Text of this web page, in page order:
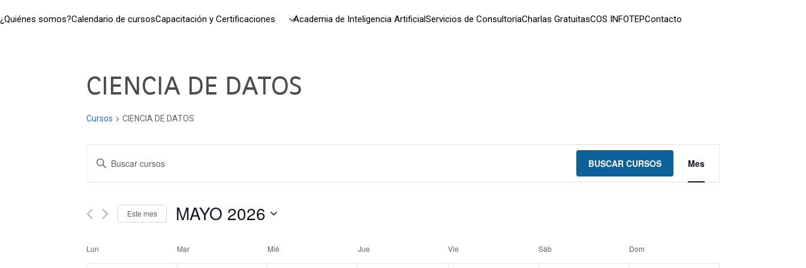
¿Quiénes somos?Calendario de cursosCapacitación y Certificaciones Academia de Inteligencia ArtificialServicios de ConsultoríaCharlas GratuitasCOS INFOTEPContacto
CIENCIA DE DATOS
Cursos CIENCIA DE DATOS
Navegación
de
búsqueda
y
Introduce
Busca
para
la
BUSCAR CURSOS Mes
Este mes MAYO 2026
fecha.
Calendario
Lun Mar Mié Jue Vie Sáb Dom